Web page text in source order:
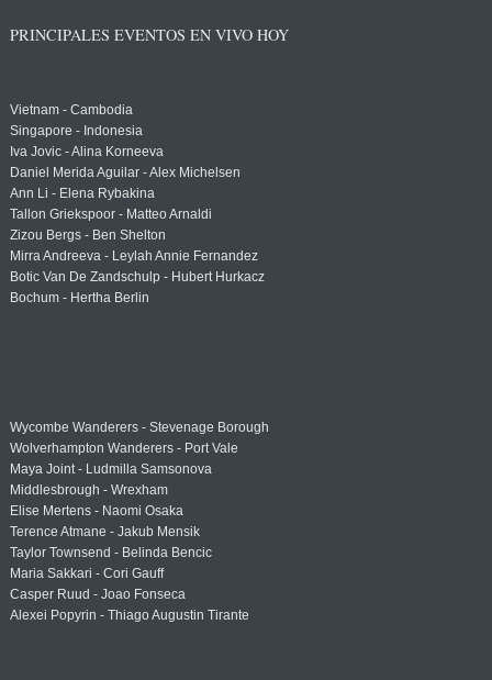
PRINCIPALES EVENTOS EN VIVO HOY
Vietnam - Cambodia
Singapore - Indonesia
Iva Jovic - Alina Korneeva
Daniel Merida Aguilar - Alex Michelsen
Ann Li - Elena Rybakina
Tallon Griekspoor - Matteo Arnaldi
Zizou Bergs - Ben Shelton
Mirra Andreeva - Leylah Annie Fernandez
Botic Van De Zandschulp - Hubert Hurkacz
Bochum - Hertha Berlin
Wycombe Wanderers - Stevenage Borough
Wolverhampton Wanderers - Port Vale
Maya Joint - Ludmilla Samsonova
Middlesbrough - Wrexham
Elise Mertens - Naomi Osaka
Terence Atmane - Jakub Mensik
Taylor Townsend - Belinda Bencic
Maria Sakkari - Cori Gauff
Casper Ruud - Joao Fonseca
Alexei Popyrin - Thiago Augustin Tirante